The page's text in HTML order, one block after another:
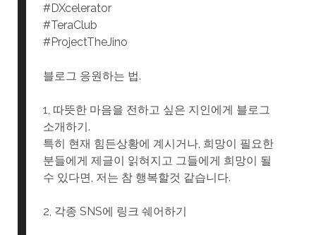
#DXcelerator
#TeraClub
#ProjectTheJino
블로그 응원하는 법.
1, 따뜻한 마음을 전하고 싶은 지인에게 블로그
소개하기.
특히 현재 힘든상황에 계시거나, 희망이 필요한
분들에게 제글이 읽혀지고 그들에게 희망이 될
수 있다면, 저는 참 행복할것 같습니다.
2, 각종 SNS에 링크 쉐어하기